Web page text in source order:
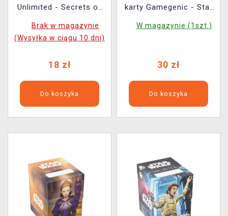
Unlimited - Secrets of
Brak w magazynie
(Wysyłka w ciągu 10 dni)
18 zł
Do koszyka
karty Gamegenic - Star
Premium Art Sleeves
W magazynie (1szt.)
30 zł
Do koszyka